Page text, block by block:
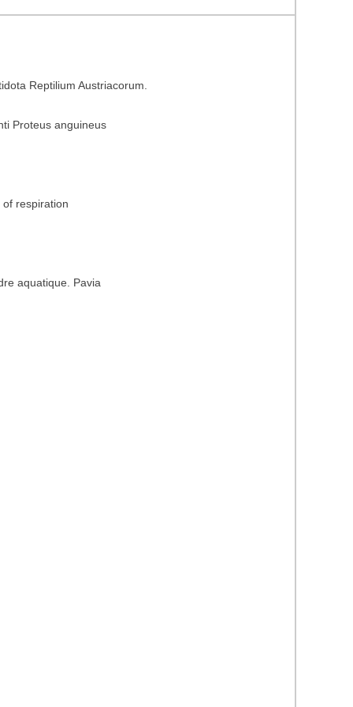
Reptilium Austriacorum.
Proteus anguineus
respiration
aquatique. Pavia